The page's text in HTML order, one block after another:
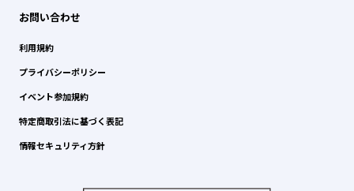
お問い合わせ
利用規約
プライバシーポリシー
イベント参加規約
特定商取引法に基づく表記
情報セキュリティ方針